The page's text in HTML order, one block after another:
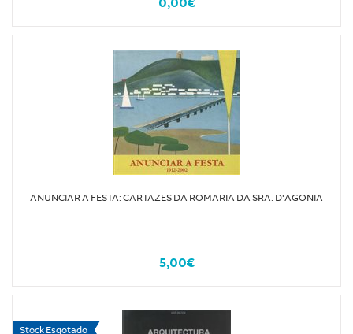
ANUNCIAR A FESTA: CARTAZES DA ROMARIA DA SRA. D'AGONIA
5,00€
Stock Esgotado